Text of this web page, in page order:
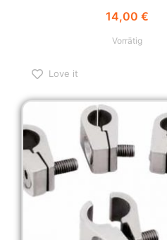
14,00 €
Vorrätig
Love it